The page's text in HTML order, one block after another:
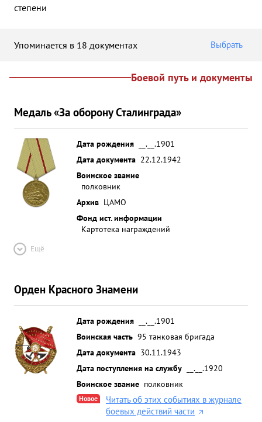
степени
Упоминается в 18 документах Выбрать
Боевой путь и документы
Медаль «За оборону Сталинграда»
Дата рождения
__.__.1901
Дата документа 22.12.1942
Воинское звание
полковник
Архив ЦАМО
Фонд ист. информации
Картотека награждений
Ещё
Орден Красного Знамени
Дата рождения
__.__.1901
Воинская часть 95 танковая бригада
Дата документа 30.11.1943
Дата поступления на службу
__.__.1920
Воинское звание полковник
Новое
Читать об этих событиях в журнале
боевых действий части